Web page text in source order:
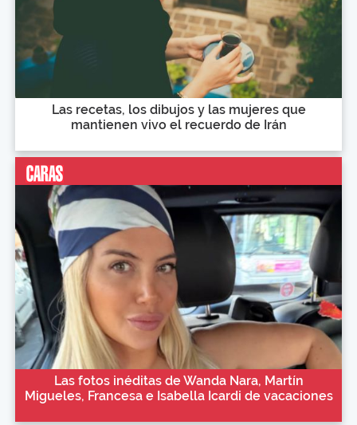
Las recetas, los dibujos y las mujeres que
mantienen vivo el recuerdo de Irán
Las fotos inéditas de Wanda Nara, Martín
Migueles, Francesa e Isabella Icardi de vacaciones